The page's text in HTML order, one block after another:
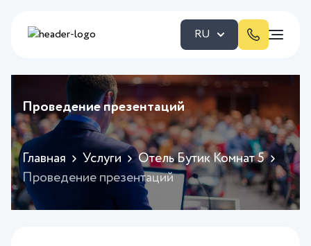
RU
Проведение презентаций
Главная Услуги
Отель Бутик Комнат 5
Проведение презентаций